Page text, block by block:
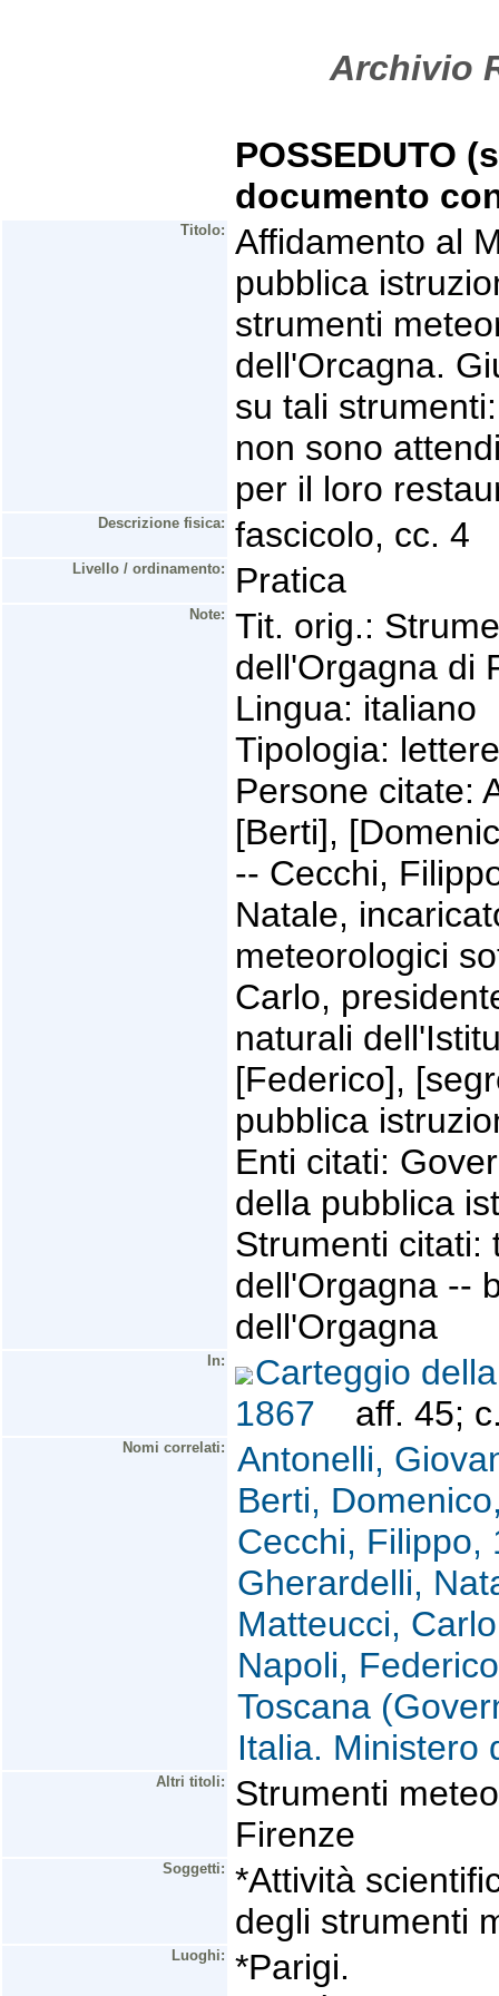
Archivio
POSSEDUTO
documento
Titolo:
Affidamento al
pubblica
strumenti
dell'Orcagna.
su tali
non sono
per il loro
Descrizione fisica: fascicolo, cc. 4
Livello / ordinamento: Pratica
Note:
Tit. orig.:
dell'Orgagna di
Lingua: italiano
Tipologia: lettere
Persone citate:
[Berti],
-- Cecchi,
Natale,
meteorologici
Carlo,
naturali
[Federico],
pubblica
Enti citati:
della pubblica
Strumenti citati:
dell'Orgagna --
dell'Orgagna
In:
Carteggio
1867
aff. 45;
Nomi correlati:
Antonelli,
Berti,
Cecchi, Filippo,
Gherardelli,
Matteucci,
Napoli,
Toscana
Italia. Ministero
Altri titoli:
Strumenti
Firenze
Soggetti:
*Attività
degli strumenti
Luoghi:
*Parigi.